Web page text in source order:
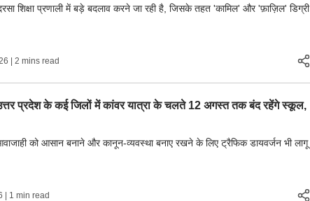
शिक्षा प्रणाली में बड़े बदलाव करने जा रही है, जिसके तहत 'कामिल' और 'फ़ाज़िल' डिग्री
| 2 mins read
प्रदेश के कई जिलों में कांवर यात्रा के चलते 12 अगस्त तक बंद रहेंगे स्कूल,
को आसान बनाने और कानून-व्यवस्था बनाए रखने के लिए ट्रैफिक डायवर्जन भी लागू
| 1 min read